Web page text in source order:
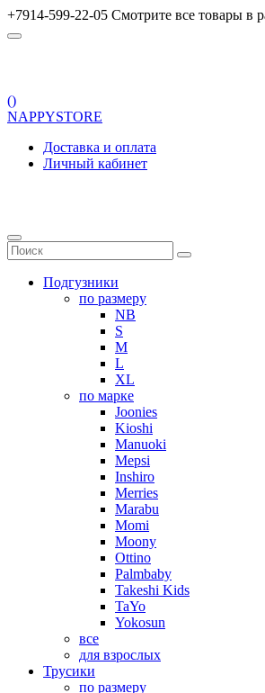
+7914-599-22-05 Смотрите все товары в
()
NAPPYSTORE
Доставка и оплата
Личный кабинет
Подгузники
по размеру
NB
S
M
L
XL
по марке
Joonies
Kioshi
Manuoki
Mepsi
Inshiro
Merries
Marabu
Momi
Moony
Ottino
Palmbaby
Takeshi Kids
TaYo
Yokosun
все
для взрослых
Трусики
по размеру